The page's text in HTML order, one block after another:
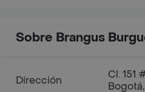
Sobre Brangus
Dirección
Cl. 151